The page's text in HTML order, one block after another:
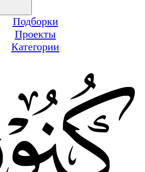
Подборки
Проекты
Категории